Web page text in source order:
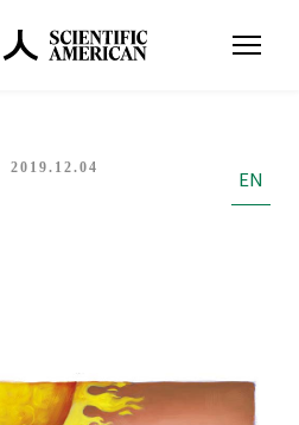
2019.12.04
EN